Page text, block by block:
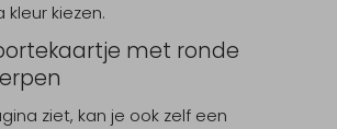
kiezen.
met ronde
ziet, kan je ook zelf een